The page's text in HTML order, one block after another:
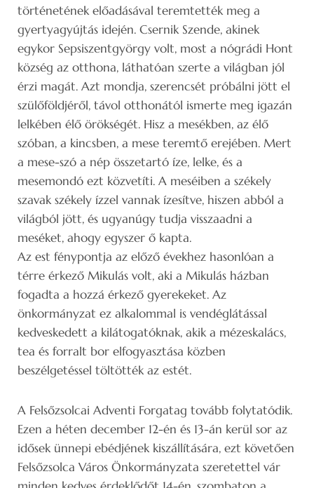
történetének előadásával teremtették meg a
gyertyagyújtás idején. Csernik Szende, akinek
egykor Sepsiszentgyörgy volt, most a nógrádi Hont
község az otthona, láthatóan szerte a világban jól
érzi magát. Azt mondja, szerencsét próbálni jött el
szülőföldjéről, távol otthonától ismerte meg igazán
lelkében élő örökségét. Hisz a mesékben, az élő
szóban, a kincsben, a mese teremtő erejében. Mert
a mese-szó a nép összetartó íze, lelke, és a
mesemondó ezt közvetíti. A meséiben a székely
szavak székely ízzel vannak ízesítve, hiszen abból a
világból jött, és ugyanúgy tudja visszaadni a
meséket, ahogy egyszer ő kapta.
Az est fénypontja az előző évekhez hasonlóan a
térre érkező Mikulás volt, aki a Mikulás házban
fogadta a hozzá érkező gyerekeket. Az
önkormányzat ez alkalommal is vendéglátással
kedveskedett a kilátogatóknak, akik a mézeskalács,
tea és forralt bor elfogyasztása közben
beszélgetéssel töltötték az estét.
A Felsőzsolcai Adventi Forgatag tovább folytatódik.
Ezen a héten december 12-én és 13-án kerül sor az
idősek ünnepi ebédjének kiszállítására, ezt követően
Felsőzsolca Város Önkormányzata szeretettel vár